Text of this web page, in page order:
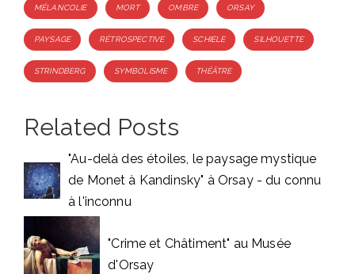
MÉLANCOLIE MORT OMBRE ORSAY
PAYSAGE RÉTROSPECTIVE SCHIELE SILHOUETTE
STRINDBERG SYMBOLISME THÉÂTRE
Related Posts
"Au-delà des étoiles, le paysage mystique
de Monet à Kandinsky" à Orsay - du connu
à l'inconnu
"Crime et Châtiment" au Musée
d'Orsay